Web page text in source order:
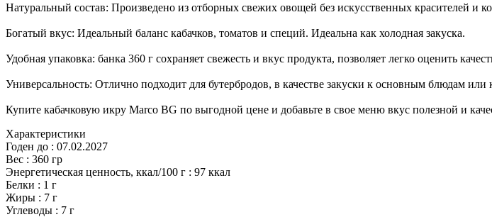
Натуральный состав: Произведено из отборных свежих овощей без искусственных красителей и
Богатый вкус: Идеальный баланс кабачков, томатов и специй. Идеальна как холодная закуска.
Удобная упаковка: банка 360 г сохраняет свежесть и вкус продукта, позволяет легко оценить
Универсальность: Отлично подходит для бутербродов, в качестве закуски к основным блюдам или
Купите кабачковую икру Marco BG по выгодной цене и добавьте в свое меню вкус полезной и
Характеристики
Годен до : 07.02.2027
Вес : 360 гр
Энергетическая ценность, ккал/100 г : 97 ккал
Белки : 1 г
Жиры : 7 г
Углеводы : 7 г